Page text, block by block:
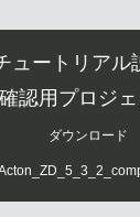
ュートリアル
確認用プロジェ
ダウンロード